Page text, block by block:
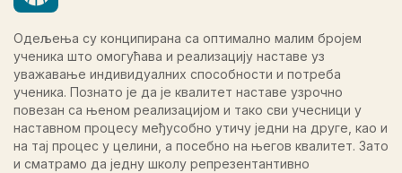
Одељења су конципирана са оптимално малим бројем
ученика што омогућава и реализацију наставе уз
уважавање индивидуалних способности и потреба
ученика. Познато је да је квалитет наставе узрочно
повезан са њеном реализацијом и тако сви учесници у
наставном процесу међусобно утичу једни на друге, као и
на тај процес у целини, а посебно на његов квалитет. Зато
и сматрамо да једну школу репрезентантивно